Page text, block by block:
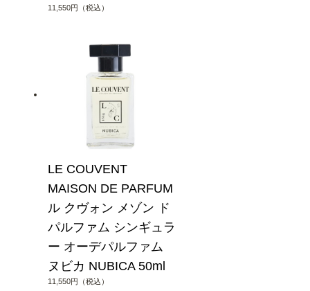
11,550円（税込）
LE COUVENT
MAISON DE PARFUM
ル クヴォン メゾン ド
パルファム シンギュラ
ー オーデパルファム
ヌビカ NUBICA 50ml
11,550円（税込）